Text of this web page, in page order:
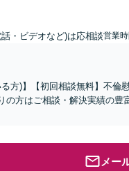
・ビデオなど)は応相談営業
方)】【初回相談無料】不倫
方はご相談・解決実績の豊
メー